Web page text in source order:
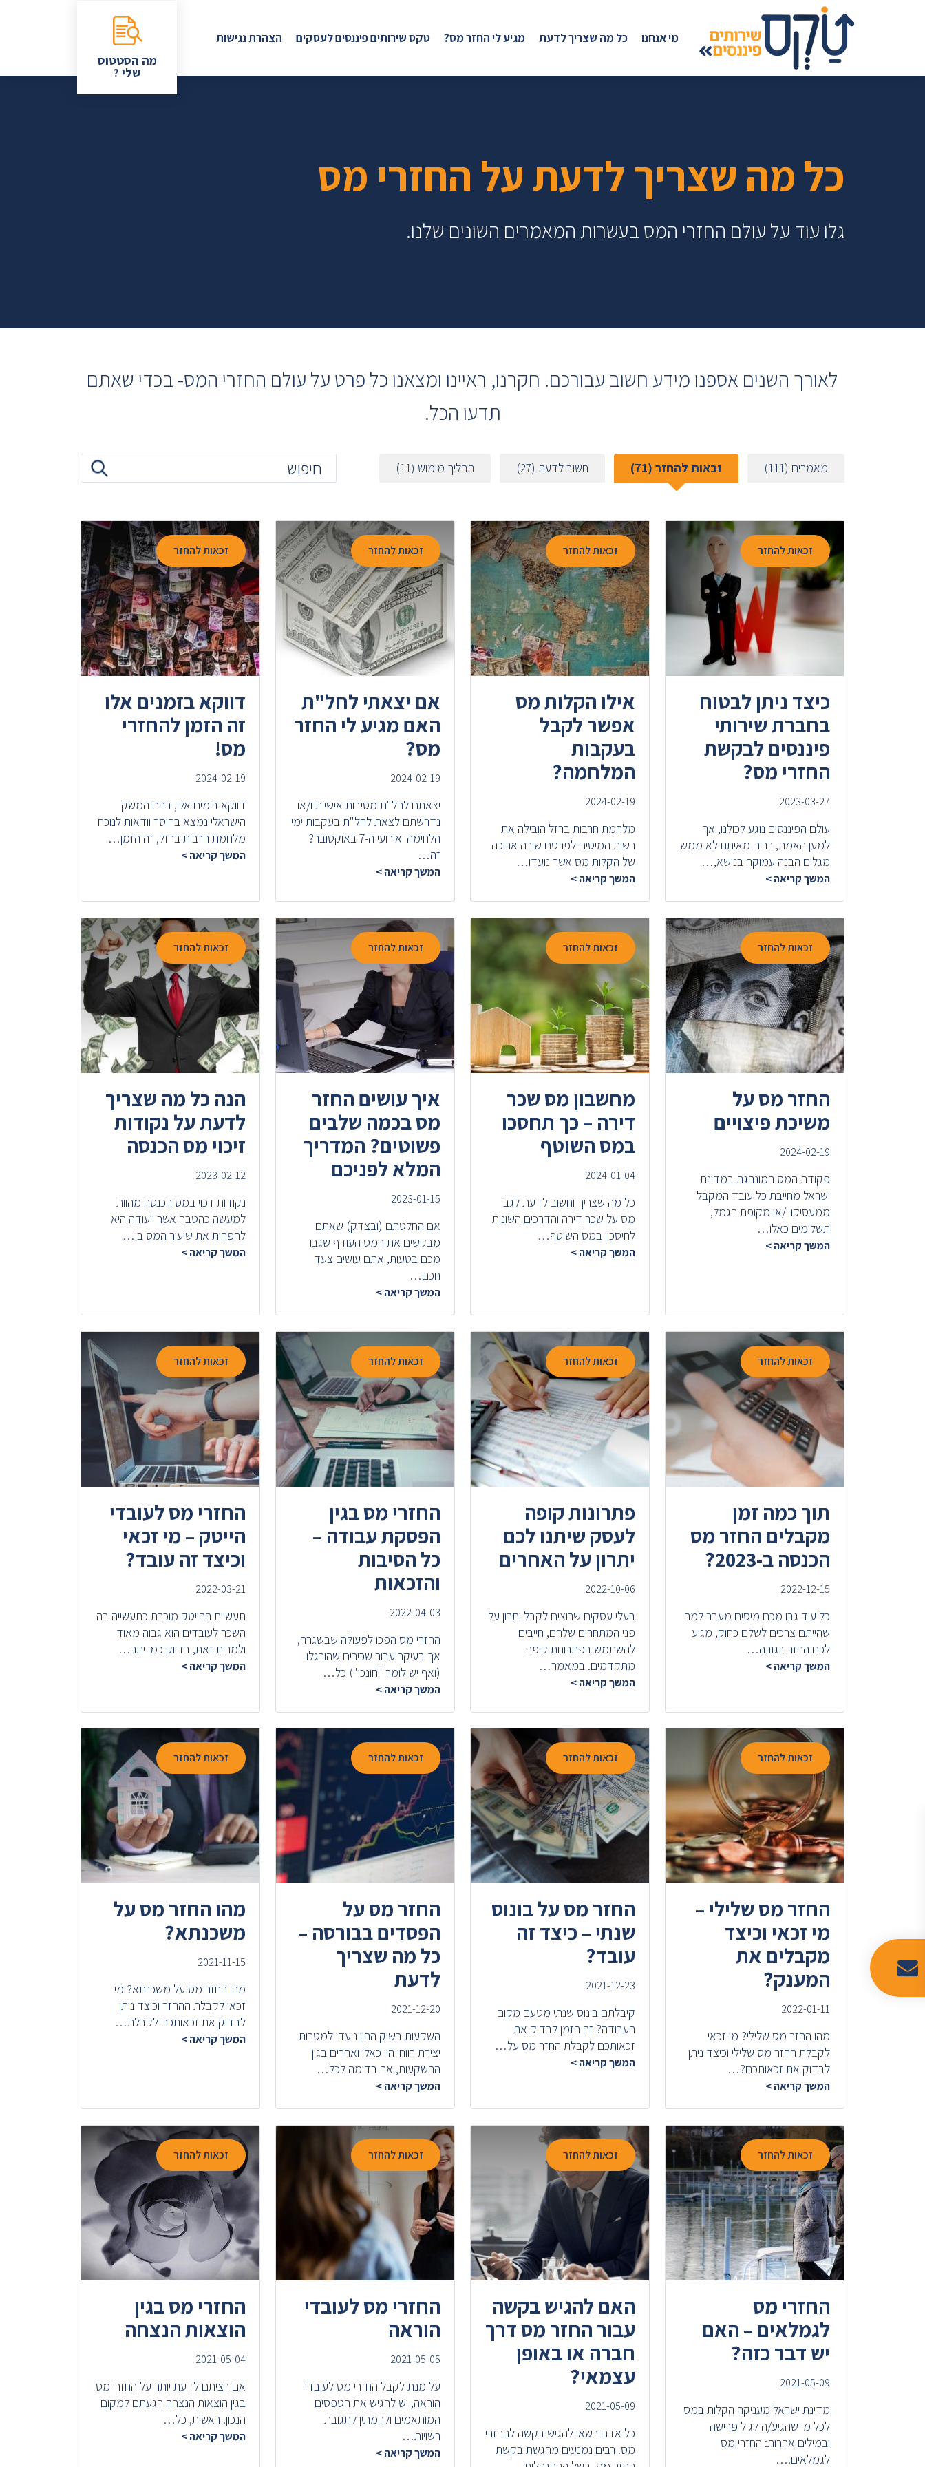
מי אנחנו כל מה שצריך לדעת מגיע לי החזר מס? טקס שירותים פיננסים לעסקים הצהרת נגישות
מה הסטטוס
שלי ?
כל מה שצריך לדעת על החזרי מס
גלו עוד על עולם החזרי המס בעשרות המאמרים השונים שלנו.
לאורך השנים אספנו מידע חשוב עבורכם. חקרנו, ראיינו ומצאנו כל פרט על עולם החזרי המס- בכדי שאתם
תדעו הכל.
מאמרים (111
) זכאות להחזר (71
) חשוב לדעת (27
) תהליך מימוש (11
)
זכאות להחזר
כיצד ניתן לבטוח
בחברת שירותי
פיננסים לבקשת
החזרי מס?
2023-03-27
עולם הפיננסים נוגע לכולנו, אך
למען האמת, רבים מאיתנו לא ממש
מגלים הבנה עמוקה בנושא,…
המשך קריאה >
זכאות להחזר
אילו הקלות מס
אפשר לקבל
בעקבות
המלחמה?
2024-02-19
מלחמת חרבות ברזל הובילה את
רשות המיסים לפרסם שורה ארוכה
של הקלות מס אשר נועדו…
המשך קריאה >
זכאות להחזר
אם יצאתי לחל"ת
האם מגיע לי החזר
מס?
2024-02-19
יצאתם לחל"ת מסיבות אישיות ו/או
נדרשתם לצאת לחל"ת בעקבות ימי
הלחימה ואירועי ה-7 באוקטובר?
זה…
המשך קריאה >
זכאות להחזר
דווקא בזמנים אלו
זה הזמן להחזרי
מס!
2024-02-19
דווקא בימים אלו, בהם המשק
הישראלי נמצא בחוסר וודאות לנוכח
מלחמת חרבות ברזל, זה הזמן…
המשך קריאה >
זכאות להחזר
החזר מס על
משיכת פיצויים
2024-02-19
פקודת המס המונהגת במדינת
ישראל מחייבת כל עובד המקבל
ממעסיקו ו/או מקופת הגמל,
תשלומים כאלו…
המשך קריאה >
זכאות להחזר
מחשבון מס שכר
דירה – כך תחסכו
במס השוטף
2024-01-04
כל מה שצריך וחשוב לדעת לגבי
מס על שכר דירה והדרכים השונות
לחיסכון במס השוטף…
המשך קריאה >
זכאות להחזר
איך עושים החזר
מס בכמה שלבים
פשוטים? המדריך
המלא לפניכם
2023-01-15
אם החלטתם (ובצדק) שאתם
מבקשים את המס העודף שגבו
מכם בטעות, אתם עושים צעד
חכם…
המשך קריאה >
זכאות להחזר
הנה כל מה שצריך
לדעת על נקודות
זיכוי מס הכנסה
2023-02-12
נקודות זיכוי במס הכנסה מהוות
למעשה כהטבה אשר ייעודה היא
להפחית את שיעור המס בו…
המשך קריאה >
זכאות להחזר
תוך כמה זמן
מקבלים החזר מס
הכנסה ב-2023?
2022-12-15
כל עוד גבו מכם מיסים מעבר למה
שהייתם צרכים לשלם כחוק, מגיע
לכם החזר בגובה…
המשך קריאה >
זכאות להחזר
פתרונות קופה
לעסק שיתנו לכם
יתרון על האחרים
2022-10-06
בעלי עסקים שרוצים לקבל יתרון על
פני המתחרים שלהם, חייבים
להשתמש בפתרונות קופה
מתקדמים. במאמר…
המשך קריאה >
זכאות להחזר
החזרי מס בגין
הפסקת עבודה –
כל הסיבות
והזכאות
2022-04-03
החזרי מס הפכו לפעולה שבשגרה,
אך בעיקר עבור שכירים שהורגלו
(ואף יש לומר "חונכו") כל…
המשך קריאה >
זכאות להחזר
החזרי מס לעובדי
הייטק – מי זכאי
וכיצד זה עובד?
2022-03-21
תעשיית ההייטק מוכרת כתעשייה בה
השכר לעובדים הוא גבוה מאוד
ולמרות זאת, בדיוק כמו יתר…
המשך קריאה >
זכאות להחזר
החזר מס שלילי –
מי זכאי וכיצד
מקבלים את
המענק?
2022-01-11
מהו החזר מס שלילי? מי זכאי
לקבלת החזר מס שלילי וכיצד ניתן
לבדוק את זכאותכם?…
המשך קריאה >
זכאות להחזר
החזר מס על בונוס
שנתי – כיצד זה
עובד?
2021-12-23
קיבלתם בונוס שנתי מטעם מקום
העבודה? זה הזמן לבדוק את
זכאותכם לקבלת החזר מס על…
המשך קריאה >
זכאות להחזר
החזר מס על
הפסדים בבורסה –
כל מה שצריך
לדעת
2021-12-20
השקעות בשוק ההון נועדו למטרות
יצירת רווחי הון כאלו ואחרים בגין
ההשקעות, אך בדומה לכל…
המשך קריאה >
זכאות להחזר
מהו החזר מס על
משכנתא?
2021-11-15
מהו החזר מס על משכנתא? מי
זכאי לקבלת ההחזר וכיצד ניתן
לבדוק את זכאותכם לקבלת…
המשך קריאה >
זכאות להחזר
החזרי מס
לגמלאים – האם
יש דבר כזה?
2021-05-09
מדינת ישראל מעניקה הקלות במס
לכל מי שהגיע/ה לגיל פרישה
ובמילים אחרות: החזרי מס
לגמלאים.…
זכאות להחזר
האם להגיש בקשה
עבור החזר מס דרך
חברה או באופן
עצמאי?
2021-05-09
כל אדם רשאי להגיש בקשה להחזרי
מס. רבים נמנעים מהגשת בקשת
זכאות להחזר
החזרי מס לעובדי
הוראה
2021-05-05
על מנת לקבל החזרי מס לעובדי
הוראה, יש להגיש את הטפסים
המותאמים ולהמתין לתגובת
רשויות…
המשך קריאה >
זכאות להחזר
החזרי מס בגין
הוצאות הנצחה
2021-05-04
אם רציתם לדעת יותר על החזרי מס
בגין הוצאות הנצחה הגעתם למקום
הנכון. ראשית, כל…
המשך קריאה >